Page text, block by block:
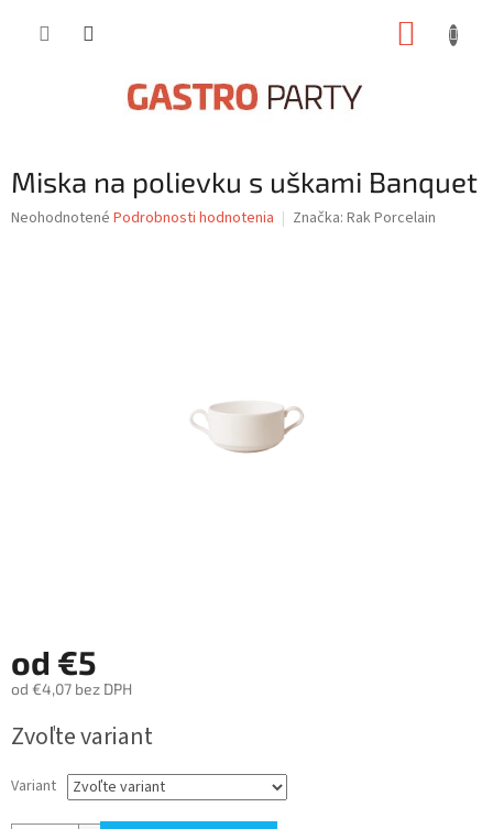
Miska na polievku s uškami Banquet
Priemerné
Neohodnotené Podrobnosti hodnotenia Značka: Rak Porcelain
od €5
od €4,07 bez DPH
cena:
Zvoľte variant
Variant